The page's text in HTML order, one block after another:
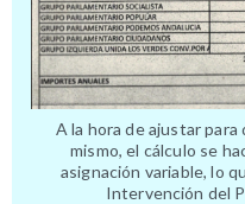
A la hora de ajustar
mismo, el cálculo se
asignación variable, lo
Intervención del